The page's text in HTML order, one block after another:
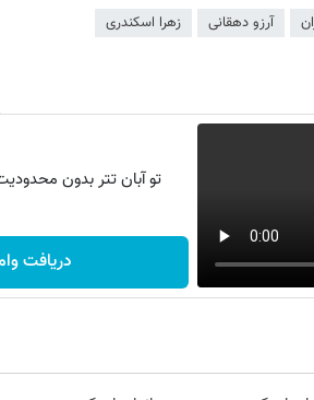
آرزو دهقانی زهرا اسکندری
تو آبان تتر بدون
دریافت